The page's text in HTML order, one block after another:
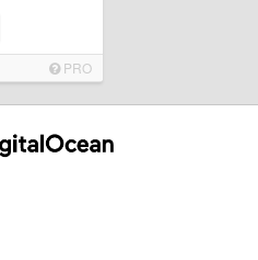
PRO